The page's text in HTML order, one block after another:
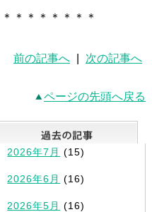
＊＊＊＊＊＊＊
前の記事へ 次の記事へ
ページの先頭へ戻る
新記事一覧
2026年7月 (15)
2026年6月 (16)
2026年5月 (16)